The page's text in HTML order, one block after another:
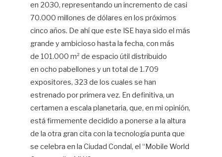
en 2030, representando un incremento de casi
70.000 millones de dólares en los próximos
cinco años. De ahí que este ISE haya sido el más
grande y ambicioso hasta la fecha, con más
de 101.000 m² de espacio útil distribuido
en ocho pabellones y un total de 1.709
expositores, 323 de los cuales se han
estrenado por primera vez. En definitiva, un
certamen a escala planetaria, que, en mi opinión,
está firmemente decidido a ponerse a la altura
de la otra gran cita con la tecnología punta que
se celebra en la Ciudad Condal, el “Mobile World